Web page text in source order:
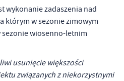
wykonanie zadaszenia nad
którym w sezonie zimowym
wiosenno-letnim
usunięcie większości
związanych z niekorzystnymi